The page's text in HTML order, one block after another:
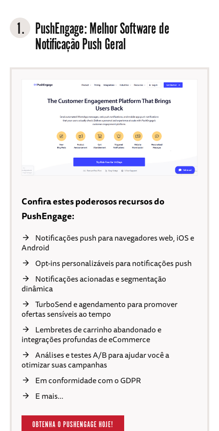
1. PushEngage: Melhor Software de
Notificação Push Geral
Confira estes poderosos recursos do
PushEngage:
Notificações push para navegadores web, iOS e
Android
Opt-ins personalizáveis para notificações push
Notificações acionadas e segmentação
dinâmica
TurboSend e agendamento para promover
ofertas sensíveis ao tempo
Lembretes de carrinho abandonado e
integrações profundas de eCommerce
Análises e testes A/B para ajudar você a
otimizar suas campanhas
Em conformidade com o GDPR
E mais…
OBTENHA O PUSHENGAGE HOJE!